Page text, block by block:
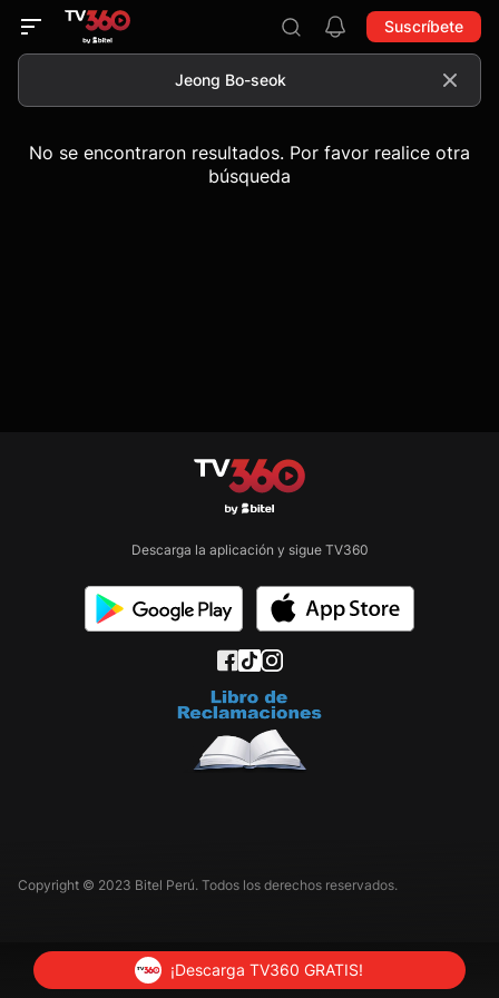
Suscríbete
No se encontraron resultados. Por favor realice otra
búsqueda
Descarga la aplicación y sigue TV360
Copyright © 2023 Bitel Perú. Todos los derechos reservados.
¡Descarga TV360 GRATIS!